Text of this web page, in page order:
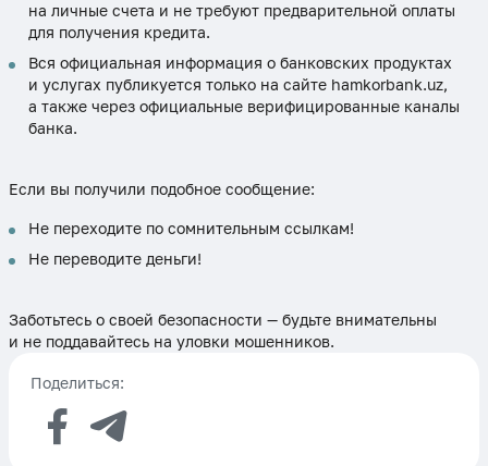
на личные счета и не требуют предварительной оплаты
для получения кредита.
Вся официальная информация о банковских продуктах
и услугах публикуется только на сайте hamkorbank.uz,
а также через официальные верифицированные каналы
банка.
Если вы получили подобное сообщение:
Не переходите по сомнительным ссылкам!
Не переводите деньги!
Заботьтесь о своей безопасности — будьте внимательны
и не поддавайтесь на уловки мошенников.
Поделиться: